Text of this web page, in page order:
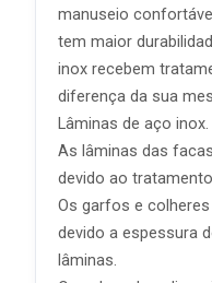
manuseio
tem maior
inox recebem
diferença da sua
Lâminas de aço inox.
As lâminas das
devido ao
Os garfos e
devido a espessura
lâminas.